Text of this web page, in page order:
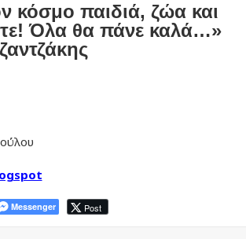
κόσμο παιδιά, ζώα και
Όλα θα πάνε καλά…»
Messenger Post